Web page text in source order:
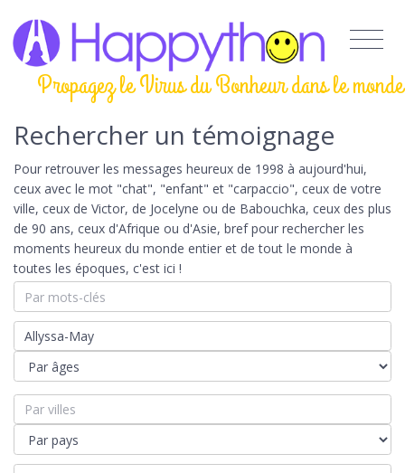
Propagez le Virus du Bonheur dans le monde
Rechercher un témoignage
Pour retrouver les messages heureux de 1998 à aujourd'hui,
ceux avec le mot "chat", "enfant" et "carpaccio", ceux de votre
ville, ceux de Victor, de Jocelyne ou de Babouchka, ceux des plus
de 90 ans, ceux d'Afrique ou d'Asie, bref pour rechercher les
moments heureux du monde entier et de tout le monde à
toutes les époques, c'est ici !